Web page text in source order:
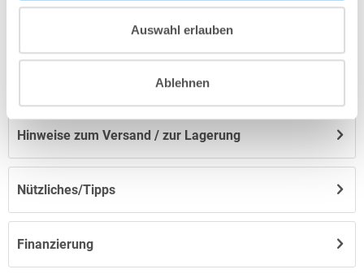
Auswahl erlauben
Ablehnen
Finanzierung
Anleitungen/Datenblätter
Hinweise zum Versand / zur Lagerung
Nützliches/Tipps